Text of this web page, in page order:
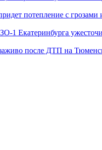
потепление с грозами
1 Екатеринбурга
после ДТП на